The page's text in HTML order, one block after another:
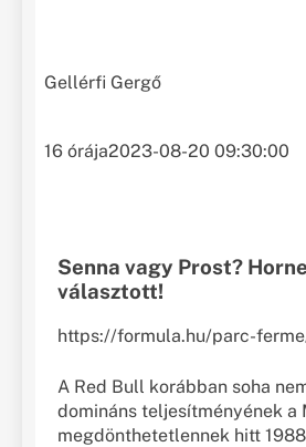
Gellérfi Gergő
16 órája2023-08-20 09:30:00
Senna vagy Prost?
választott!
https://formula.hu/parc-
A Red Bull korábban soha
domináns teljesítményének a
megdönthetetlennek hitt